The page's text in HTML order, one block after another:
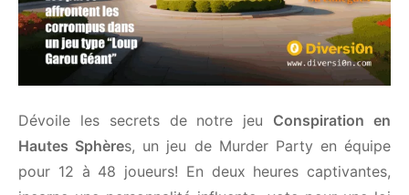
s, un jeu de Murder Party en équipe
pour 12 à 48 joueurs! En deux heures captivantes,
incarne une personnalité influente, vote pour une loi